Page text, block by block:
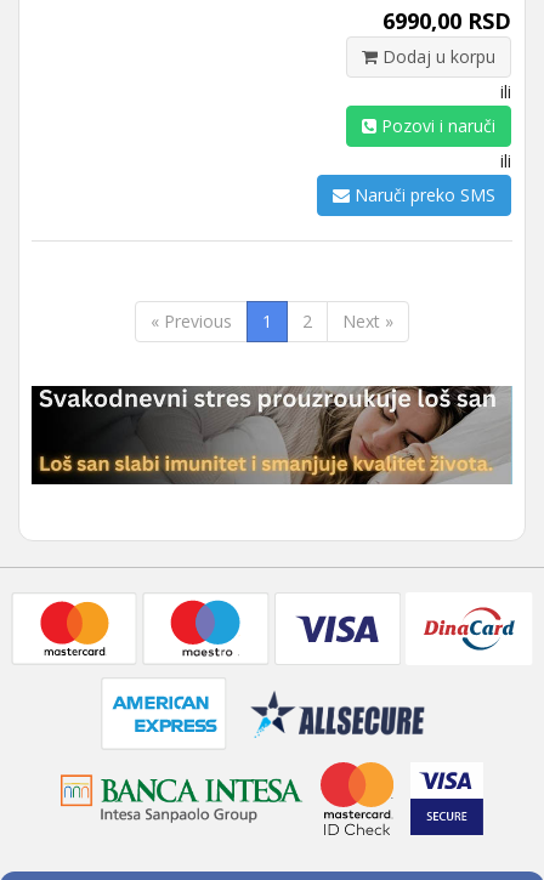
6990,00 RSD
Dodaj u korpu
ili
Pozovi i naruči
ili
Naruči preko SMS
« Previous 1 2 Next »